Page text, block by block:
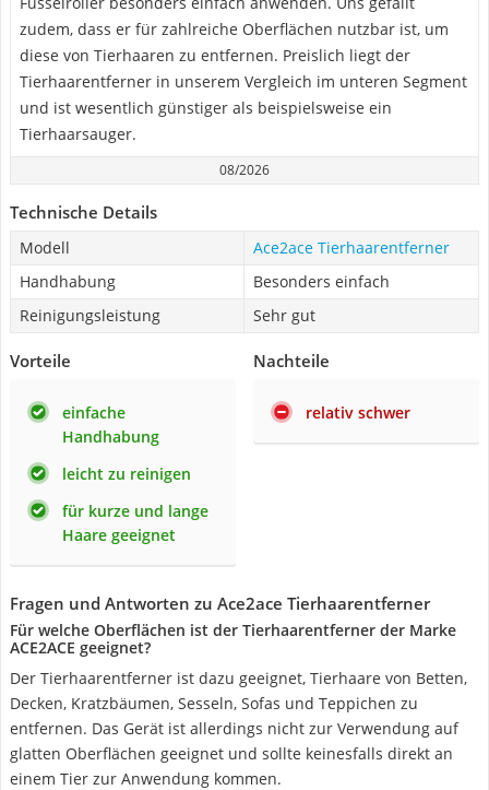
zudem, dass er für zahlreiche Oberflächen nutzbar ist, um
diese von Tierhaaren zu entfernen. Preislich liegt der
Tierhaarentferner in unserem Vergleich im unteren Segment
und ist wesentlich günstiger als beispielsweise ein
Tierhaarsauger.
08/2026
Technische Details
Modell
Ace2ace Tierhaarentferner
Handhabung
Besonders einfach
Reinigungsleistung
Sehr gut
Vorteile
einfache
Handhabung
leicht zu reinigen
für kurze und lange
Haare geeignet
Nachteile
relativ schwer
Fragen und Antworten zu Ace2ace Tierhaarentferner
Für welche Oberflächen ist der Tierhaarentferner der Marke
ACE2ACE geeignet?
Der Tierhaarentferner ist dazu geeignet, Tierhaare von Betten,
Decken, Kratzbäumen, Sesseln, Sofas und Teppichen zu
entfernen. Das Gerät ist allerdings nicht zur Verwendung auf
glatten Oberflächen geeignet und sollte keinesfalls direkt an
einem Tier zur Anwendung kommen.